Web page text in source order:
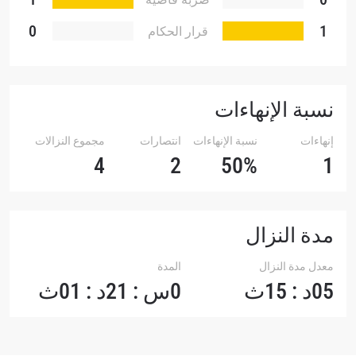
1
قرار الحكام 0
نسبة الإنهاءات
إنهاءات
1
نسبة الإنهاءات
50%
انتصارات
2
مجموع النزالات
4
مدة النزال
معدل مدة النزال
05د : 15ث
المدة
0س : 21د : 01ث